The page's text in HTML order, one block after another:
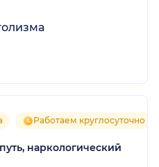
Работаем круглосуточно
наркологический